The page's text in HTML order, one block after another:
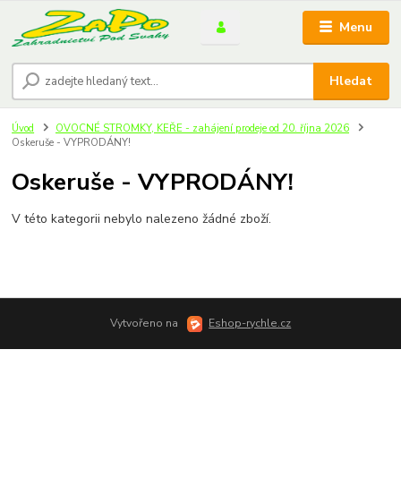
Menu
Hledat
Úvod
OVOCNÉ STROMKY, KEŘE - zahájení prodeje od 20. října 2026
Oskeruše - VYPRODÁNY!
Oskeruše - VYPRODÁNY!
V této kategorii nebylo nalezeno žádné zboží.
Vytvořeno na Eshop-rychle.cz